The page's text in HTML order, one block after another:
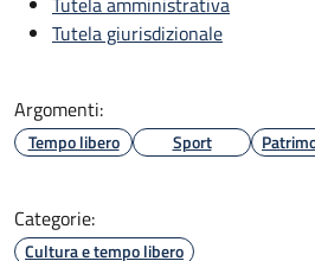
Tutela giurisdizionale
Argomenti:
Tempo libero Sport
Categorie:
Cultura e tempo libero